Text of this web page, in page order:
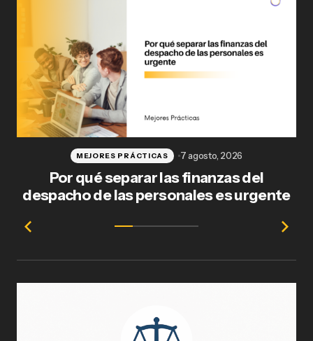
Por qué separar las finanzas del
despacho de las personales es urgente
MEJORES PRÁCTICAS 7 agosto, 2026